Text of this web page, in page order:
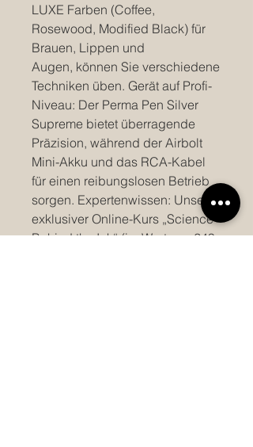
LUXE Farben (Coffee,
Rosewood, Modified Black) für
Brauen, Lippen und
Augen, können Sie verschiedene
Techniken üben. Gerät auf Profi-
Niveau: Der Perma Pen Silver
Supreme bietet überragende
Präzision, während der Airbolt
Mini-Akku und das RCA-Kabel
für einen reibungslosen Betrieb
sorgen. Expertenwissen: Unser
exklusiver Online-Kurs „Science
Behind the Ink“ (im Wert von 249